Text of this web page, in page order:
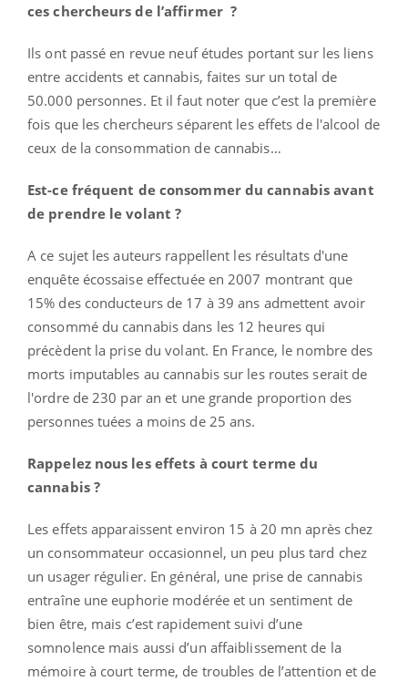
ces chercheurs de l’affirmer ?
Ils ont passé en revue neuf études portant sur les liens
entre accidents et cannabis, faites sur un total de
50.000 personnes. Et il faut noter que c’est la première
fois que les chercheurs séparent les effets de l'alcool de
ceux de la consommation de cannabis…
Est-ce fréquent de consommer du cannabis avant
de prendre le volant ?
A ce sujet les auteurs rappellent les résultats d'une
enquête écossaise effectuée en 2007 montrant que
15% des conducteurs de 17 à 39 ans admettent avoir
consommé du cannabis dans les 12 heures qui
précèdent la prise du volant. En France, le nombre des
morts imputables au cannabis sur les routes serait de
l'ordre de 230 par an et une grande proportion des
personnes tuées a moins de 25 ans.
Rappelez nous les effets à court terme du
cannabis ?
Les effets apparaissent environ 15 à 20 mn après chez
un consommateur occasionnel, un peu plus tard chez
un usager régulier. En général, une prise de cannabis
entraîne une euphorie modérée et un sentiment de
bien être, mais c’est rapidement suivi d’une
somnolence mais aussi d’un affaiblissement de la
mémoire à court terme, de troubles de l’attention et de